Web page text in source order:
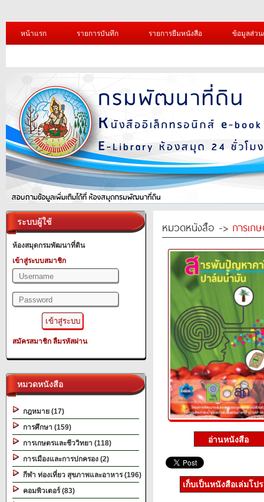
หน้าแรก รายการบันทึก รายการยืมหนังสือ ข้อมูลส่ว
ระบบผู้ใช้
ห้องสมุดกรมพัฒนาที่ดิน
เข้าสู่ระบบสมาชิก
สมัครสมาชิก ลืมรหัสผ่าน
หมวดหนังสือ
กฎหมาย (17)
การศึกษา (159)
การเกษตรและชีววิทยา (118)
การเมืองและการปกครอง (2)
กีฬา ท่องเที่ยว สุขภาพและอาหาร (196)
คอมพิวเตอร์ (83)
หมวดหนังสือ -> การเก
เก็บเป็นหนังสือเล่มโป